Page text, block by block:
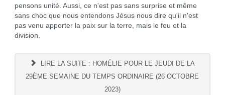
pensons unité. Aussi, ce n'est pas sans surprise et même
sans choc que nous entendons Jésus nous dire qu'il n'est
pas venu apporter la paix sur la terre, mais le feu et la
division.
LIRE LA SUITE : HOMÉLIE POUR LE JEUDI DE LA
29ÈME SEMAINE DU TEMPS ORDINAIRE (26 OCTOBRE
2023)